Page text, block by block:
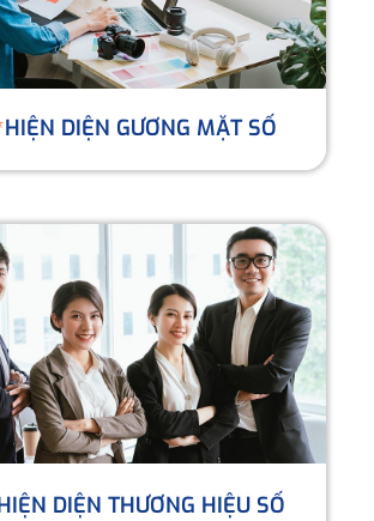
HIỆN DIỆN GƯƠNG MẶT SỐ
DIỆN THƯƠNG HIỆU SỐ